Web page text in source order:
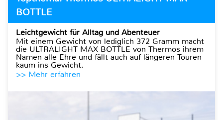
BOTTLE
Leichtgewicht für Alltag und Abenteuer
Mit einem Gewicht von lediglich 372 Gramm macht
die ULTRALIGHT MAX BOTTLE von Thermos ihrem
Namen alle Ehre und fällt auch auf längeren Touren
kaum ins Gewicht.
>> Mehr erfahren